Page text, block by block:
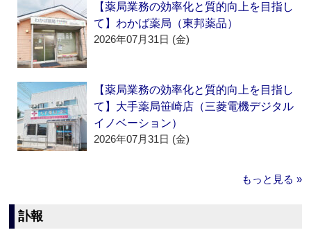
【薬局業務の効率化と質的向上を目指し
て】わかば薬局（東邦薬品）
2026年07月31日 (金)
【薬局業務の効率化と質的向上を目指し
て】大手薬局笹崎店（三菱電機デジタル
イノベーション）
2026年07月31日 (金)
もっと見る »
訃報